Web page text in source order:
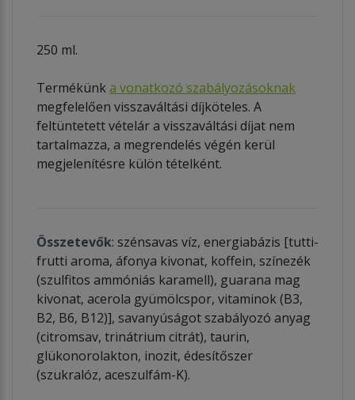
250 ml.
Termékünka vonatkozó szabályozásoknak
megfelelően visszaváltási díjköteles. A
feltüntetett vételár a visszaváltási díjat nem
tartalmazza, a megrendelés végén kerül
megjelenítésre külön tételként.
Összetevők: szénsavas víz, energiabázis [tutti-
frutti aroma, áfonya kivonat, koffein, színezék
(szulfitos ammóniás karamell), guarana mag
kivonat, acerola gyümölcspor, vitaminok (B3,
B2, B6, B12)], savanyúságot szabályozó anyag
(citromsav, trinátrium citrát), taurin,
glükonorolakton, inozit, édesítőszer
(szukralóz, aceszulfám-K).